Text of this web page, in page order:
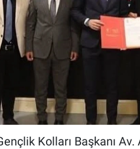
Kolları Başkanı Av.